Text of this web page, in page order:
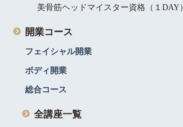
美骨筋ヘッドマイスター資格（１DAY）
開業コース
フェイシャル開業
ボディ開業
総合コース
全講座一覧